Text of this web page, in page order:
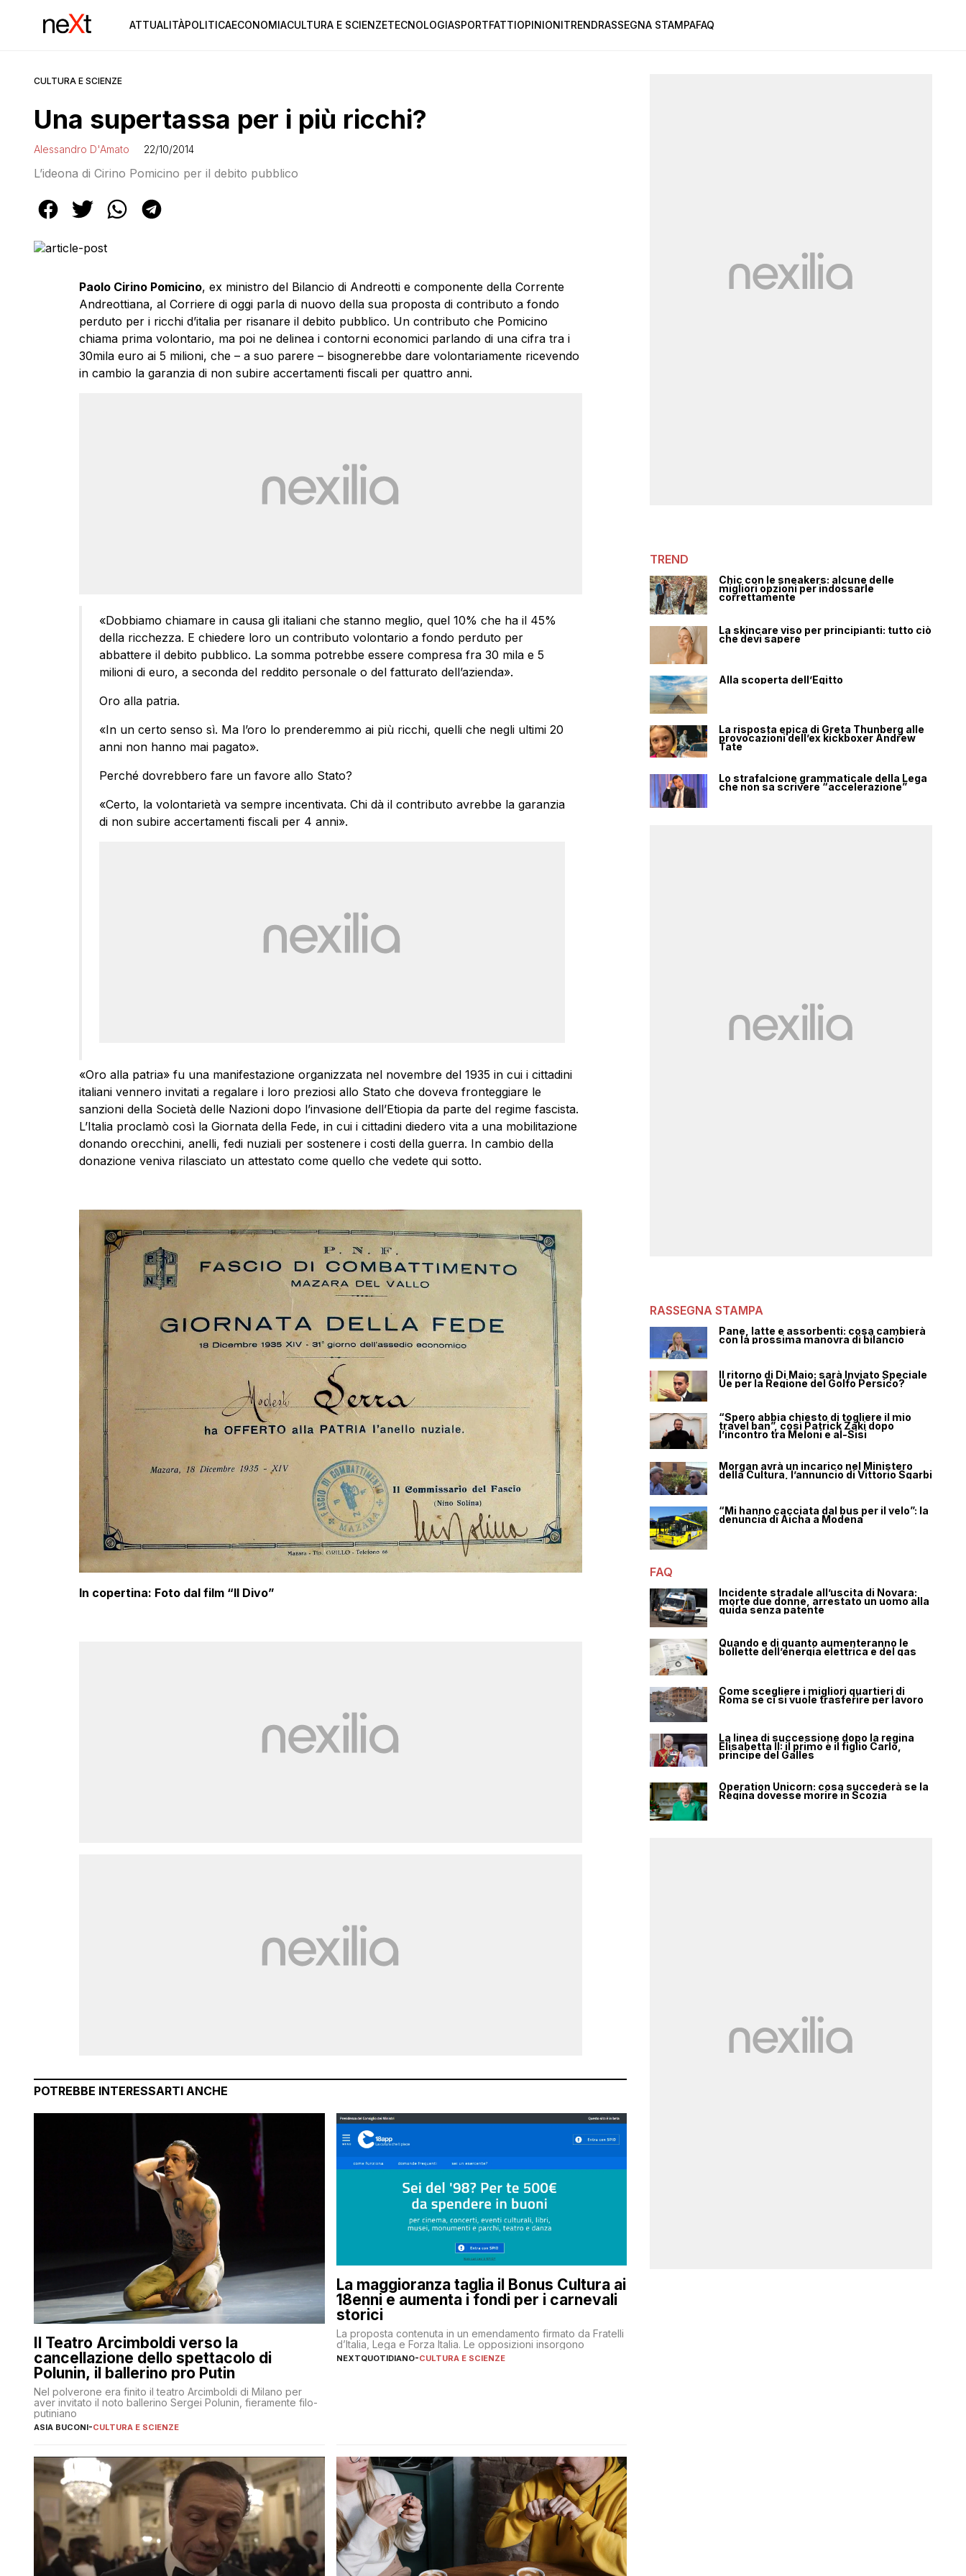
ATTUALITÀPOLITICAECONOMIACULTURA E SCIENZETECNOLOGIASPORTFATTIOPINIONITRENDRASSEGNA STAMPAFAQ
CULTURA E SCIENZE
Una supertassa per i più ricchi?
Alessandro D'Amato 22/10/2014
L’ideona di Cirino Pomicino per il debito pubblico
Paolo Cirino Pomicino, ex ministro del Bilancio di Andreotti e componente della Corrente
Andreottiana, al Corriere di oggi parla di nuovo della sua proposta di contributo a fondo
perduto per i ricchi d’italia per risanare il debito pubblico. Un contributo che Pomicino
chiama prima volontario, ma poi ne delinea i contorni economici parlando di una cifra tra i
30mila euro ai 5 milioni, che – a suo parere – bisognerebbe dare volontariamente ricevendo
in cambio la garanzia di non subire accertamenti fiscali per quattro anni.
«Dobbiamo chiamare in causa gli italiani che stanno meglio, quel 10% che ha il 45%
della ricchezza. E chiedere loro un contributo volontario a fondo perduto per
abbattere il debito pubblico. La somma potrebbe essere compresa fra 30 mila e 5
milioni di euro, a seconda del reddito personale o del fatturato dell’azienda».
Oro alla patria.
«In un certo senso sì. Ma l’oro lo prenderemmo ai più ricchi, quelli che negli ultimi 20
anni non hanno mai pagato».
Perché dovrebbero fare un favore allo Stato?
«Certo, la volontarietà va sempre incentivata. Chi dà il contributo avrebbe la garanzia
di non subire accertamenti fiscali per 4 anni».
«Oro alla patria» fu una manifestazione organizzata nel novembre del 1935 in cui i cittadini
italiani vennero invitati a regalare i loro preziosi allo Stato che doveva fronteggiare le
sanzioni della Società delle Nazioni dopo l’invasione dell’Etiopia da parte del regime fascista.
L’Italia proclamò così la Giornata della Fede, in cui i cittadini diedero vita a una mobilitazione
donando orecchini, anelli, fedi nuziali per sostenere i costi della guerra. In cambio della
donazione veniva rilasciato un attestato come quello che vedete qui sotto.
In copertina: Foto dal film “Il Divo”
POTREBBE INTERESSARTI ANCHE
Il Teatro Arcimboldi verso la
cancellazione dello spettacolo di
Polunin, il ballerino pro Putin
Nel polverone era finito il teatro Arcimboldi di Milano per
aver invitato il noto ballerino Sergei Polunin, fieramente filo-
putiniano
ASIA BUCONI-CULTURA E SCIENZE
La maggioranza taglia il Bonus Cultura ai
18enni e aumenta i fondi per i carnevali
storici
La proposta contenuta in un emendamento firmato da Fratelli
d’Italia, Lega e Forza Italia. Le opposizioni insorgono
NEXTQUOTIDIANO-CULTURA E SCIENZE
TREND
Chic con le sneakers: alcune delle
migliori opzioni per indossarle
correttamente
La skincare viso per principianti: tutto ciò
che devi sapere
Alla scoperta dell’Egitto
La risposta epica di Greta Thunberg alle
provocazioni dell’ex kickboxer Andrew
Tate
Lo strafalcione grammaticale della Lega
che non sa scrivere “accelerazione”
RASSEGNA STAMPA
Pane, latte e assorbenti: cosa cambierà
con la prossima manovra di bilancio
Il ritorno di Di Maio: sarà Inviato Speciale
Ue per la Regione del Golfo Persico?
“Spero abbia chiesto di togliere il mio
travel ban”, così Patrick Zaki dopo
l’incontro tra Meloni e al-Sisi
Morgan avrà un incarico nel Ministero
della Cultura, l’annuncio di Vittorio Sgarbi
“Mi hanno cacciata dal bus per il velo”: la
denuncia di Aicha a Modena
FAQ
Incidente stradale all’uscita di Novara:
morte due donne, arrestato un uomo alla
guida senza patente
Quando e di quanto aumenteranno le
bollette dell’energia elettrica e del gas
Come scegliere i migliori quartieri di
Roma se ci si vuole trasferire per lavoro
La linea di successione dopo la regina
Elisabetta II: il primo è il figlio Carlo,
principe del Galles
Operation Unicorn: cosa succederà se la
Regina dovesse morire in Scozia